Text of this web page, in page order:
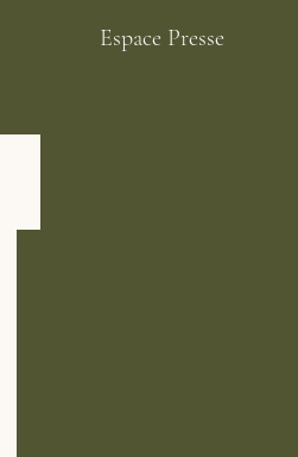
Espace Presse